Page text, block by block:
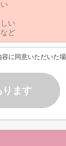
に同意いただいた
ります